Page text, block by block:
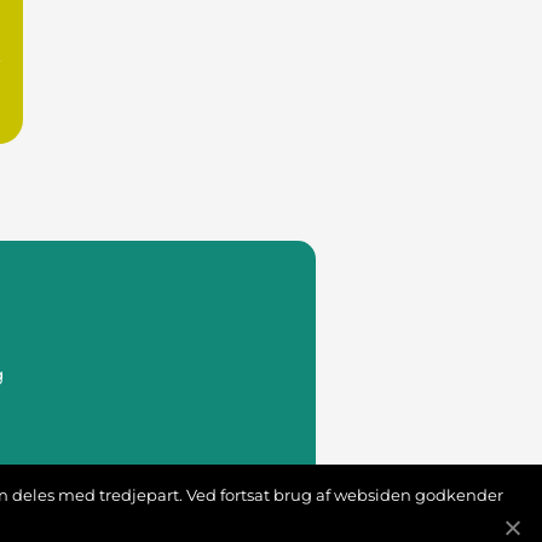
med tredjepart. Ved fortsat brug af websiden godkender